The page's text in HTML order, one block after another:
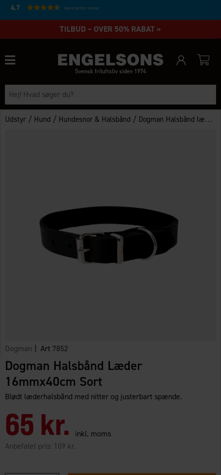
4.7 Baseret på 27231 stemmer
TILBUD – OVER 50% RABAT »
Svensk friluftsliv siden 1974
Udstyr / Hund / Hundesnor & Halsbånd / Dogman Halsbånd læder 16mmx40cm sort
Dogman | Art 7852
Dogman Halsbånd Læder
16mmx40cm Sort
Blødt læderhalsbånd med nitter og justerbart spænde.
65 kr.
inkl. moms
Anbefalet pris: 109 kr.